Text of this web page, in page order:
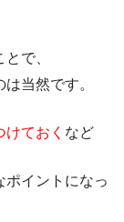
とで、
当然です。
ておく など
ポイントになっ